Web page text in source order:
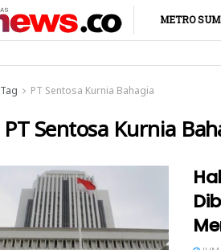
METRO
Tag PT Sentosa Kurnia Bahagia
PT Sentosa Kurnia